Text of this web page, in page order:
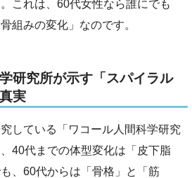
これは、60代女性なら誰にでも
組みの変化」なのです。
研究所が示す「スパイラル
実
している「ワコール人間科学研究
40代までの体型変化は「皮下脂
、60代からは「骨格」と「筋